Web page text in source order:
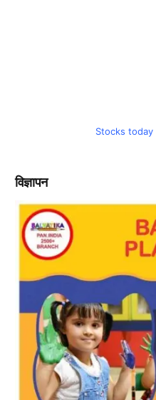
Stocks today
विज्ञापन